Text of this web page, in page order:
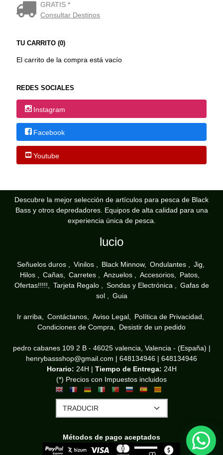
GRATIS *
Consultar Destinos
TU CARRITO (0)
El carrito de la compra está vacío
REDES SOCIALES
Instagram
Facebook
Youtube
Descubre la mejor selección de artículos para pesca de Black
Bass y otros depredadores. Equipos de alta calidad para una
experiencia única de pesca.
lucio
Señuelos duros Vinilos Black Minnow Ondulantes
Jig
Hilos
Cañas Carretes Anzuelos Accesorios
Patos
Ofertas!!!!!
Tarjeta Regalo Sondas y Electrónica
Gafas de
sol
Guia
Ir arriba Contáctanos Aviso Legal
Política de Privacidad
Condiciones de Compra
Desistir de un pedido
pedro cabanes 109 2 B - 46025 valencia, Valencia - (España) |
henrybassshop@gmail.com | 648134946 | 648134946
Horario: 24H | Tiempo de Entrega: 24H
(*) Precios con Impuestos incluidos
Métodos de pago aceptados